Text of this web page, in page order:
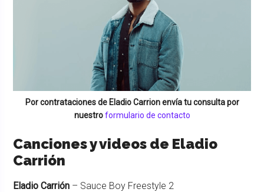
Por contrataciones de Eladio Carrionenvía tu consulta por
nuestroformulario de contacto
Canciones y videos de Eladio
Carrión
Eladio Carrión – Sauce Boy Freestyle 2